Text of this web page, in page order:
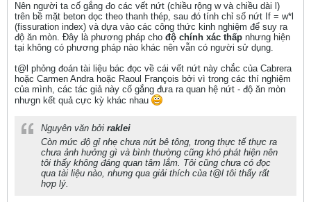
Nên người ta cố gắng đo các vết nứt (chiều rộng w và chiều dài l)
trên bề mặt beton dọc theo thanh thép, sau đó tính chỉ số nứt If = w*l
(fissuration index) và dựa vào các công thức kinh nghiệm để suy ra
độ ăn mòn. Đây là phương pháp cho độ chính xác thấp nhưng hiện
tại không có phương pháp nào khác nên vẫn có người sử dụng.
t@l phỏng đoán tài liệu bác đọc về cái vết nứt này chắc của Cabrera
hoặc Carmen Andra hoặc Raoul François bởi vì trong các thí nghiệm
của mình, các tác giả này cố gắng đưa ra quan hệ nứt - độ ăn mòn
nhưgn kết quả cực kỳ khác nhau
Nguyên văn bởi raklei
Còn mức độ gỉ nhẹ chưa nứt bê tông, trong thực tế thực ra
chưa ảnh hưởng gì và bình thường cũng khó phát hiện nên
tôi thấy không đáng quan tâm lắm. Tôi cũng chưa có đọc
qua tài liệu nào, nhưng qua giải thích của t@l tôi thấy rất
hợp lý.